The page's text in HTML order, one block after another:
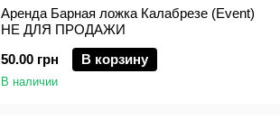
Аренда Барная ложка Калабрезе (Event)
НЕ ДЛЯ ПРОДАЖИ
50.00 грн
В корзину
В наличии